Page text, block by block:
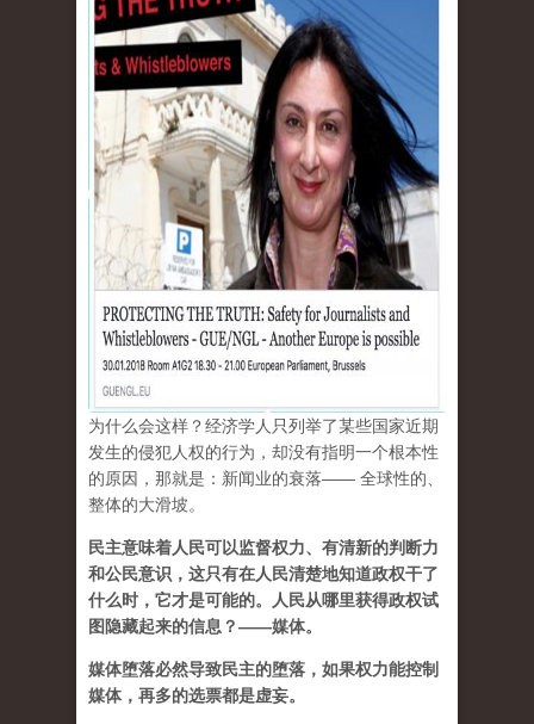
为什么会这样？经济学人只列举了某些国家近期
发生的侵犯人权的行为，却没有指明一个根本性
的原因，那就是：新闻业的衰落—— 全球性的、
整体的大滑坡。
民主意味着人民可以监督权力、有清新的判断力
和公民意识，这只有在人民清楚地知道政权干了
什么时，它才是可能的。人民从哪里获得政权试
图隐藏起来的信息？——媒体。
媒体堕落必然导致民主的堕落，如果权力能控制
媒体，再多的选票都是虚妄。